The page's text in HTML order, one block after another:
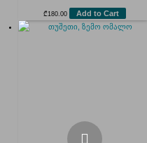
₾180.00 Add to Cart